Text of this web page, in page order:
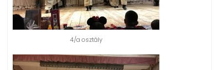
4/a osztály